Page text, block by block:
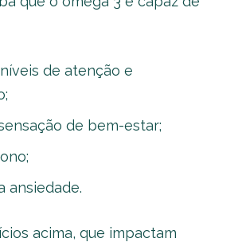
de atenção e
de bem-estar;
ansiedade.
acima, que impactam